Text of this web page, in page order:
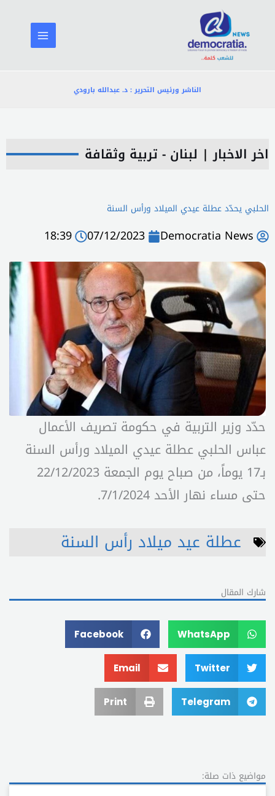
المحتوى
الناشر ورئيس التحرير : د. عبدالله بارودي
اخر الاخبار| لبنان - تربية وثقافة
الحلبي يحدّد عطلة عيدي الميلاد ورأس السنة
Democratia News
07/12/2023
18:39
حدّد وزير التربية في حكومة تصريف الأعمال
عباس الحلبي عطلة عيدي الميلاد ورأس السنة
بـ17 يوماً، من صباح يوم الجمعة 22/12/2023
حتى مساء نهار الأحد 7/1/2024.
عطلة عيد ميلاد رأس السنة
شارك المقال
WhatsApp
Facebook
Twitter
Email
Telegram
Print
مواضيع ذات صلة: